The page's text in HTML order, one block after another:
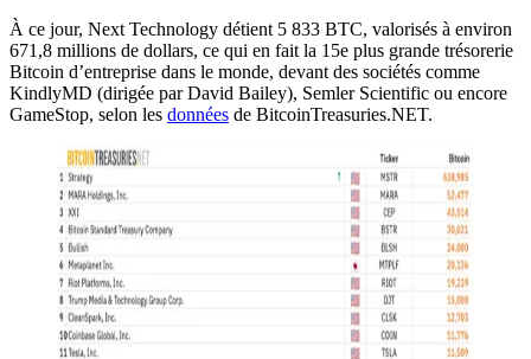
À ce jour, Next Technology détient 5 833 BTC, valorisés à environ
671,8 millions de dollars, ce qui en fait la 15e plus grande trésorerie
Bitcoin d’entreprise dans le monde, devant des sociétés comme
KindlyMD (dirigée par David Bailey), Semler Scientific ou encore
GameStop, selon les données de BitcoinTreasuries.NET.